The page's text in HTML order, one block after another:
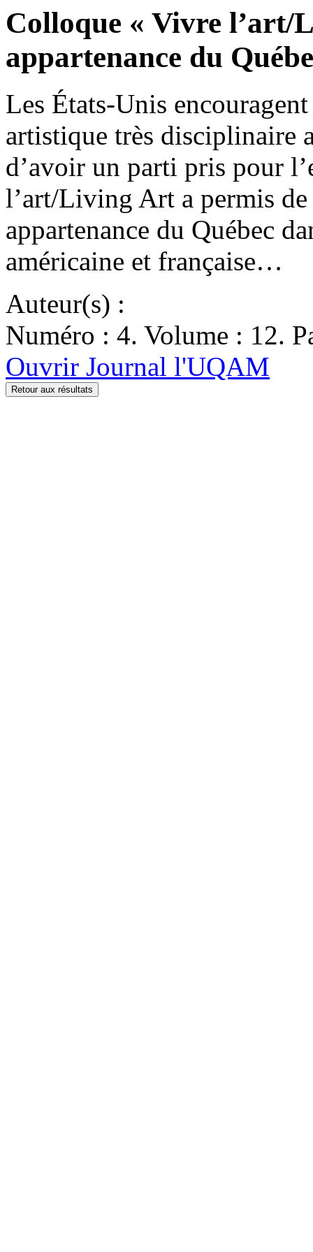
Colloque « Vivre
appartenance du
Les États-Unis
artistique très disciplinaire
d’avoir un parti pris pour
l’art/Living Art a permis
appartenance du Québec
américaine et française…
Auteur(s) :
Numéro : 4. Volume : 12.
Ouvrir Journal l'UQAM
Retour aux résultats